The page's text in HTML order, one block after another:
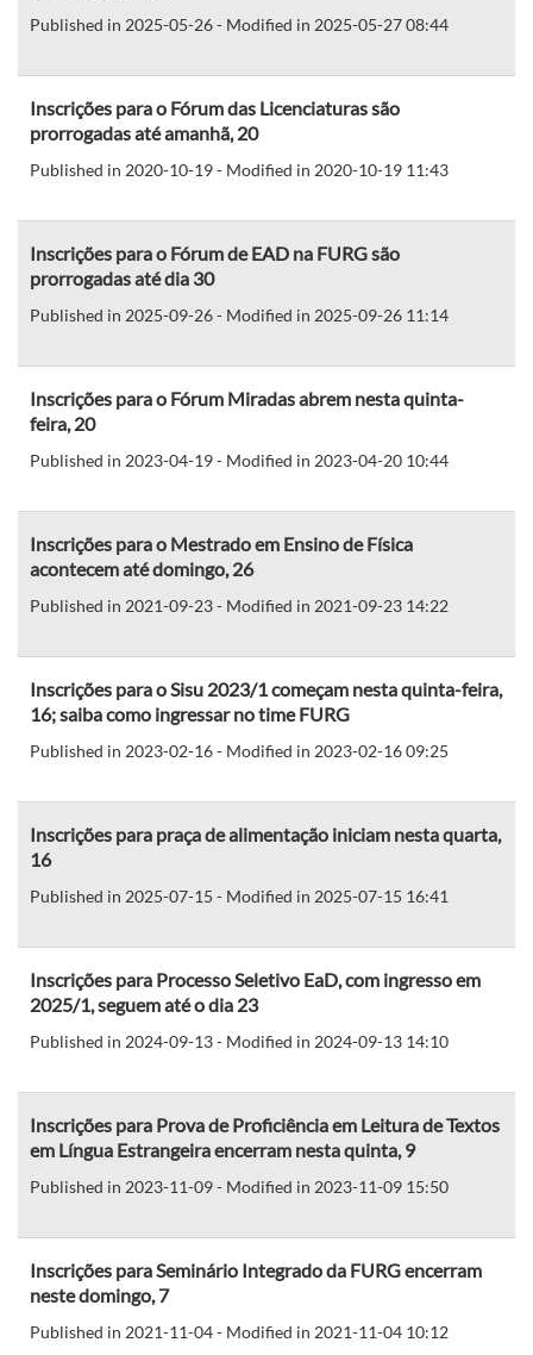
Published in 2025-05-26 - Modified in 2025-05-27 08:44
Inscrições para o Fórum das Licenciaturas são
prorrogadas até amanhã, 20
Published in 2020-10-19 - Modified in 2020-10-19 11:43
Inscrições para o Fórum de EAD na FURG são
prorrogadas até dia 30
Published in 2025-09-26 - Modified in 2025-09-26 11:14
Inscrições para o Fórum Miradas abrem nesta quinta-
feira, 20
Published in 2023-04-19 - Modified in 2023-04-20 10:44
Inscrições para o Mestrado em Ensino de Física
acontecem até domingo, 26
Published in 2021-09-23 - Modified in 2021-09-23 14:22
Inscrições para o Sisu 2023/1 começam nesta quinta-feira,
16; saiba como ingressar no time FURG
Published in 2023-02-16 - Modified in 2023-02-16 09:25
Inscrições para praça de alimentação iniciam nesta quarta,
16
Published in 2025-07-15 - Modified in 2025-07-15 16:41
Inscrições para Processo Seletivo EaD, com ingresso em
2025/1, seguem até o dia 23
Published in 2024-09-13 - Modified in 2024-09-13 14:10
Inscrições para Prova de Proficiência em Leitura de Textos
em Língua Estrangeira encerram nesta quinta, 9
Published in 2023-11-09 - Modified in 2023-11-09 15:50
Inscrições para Seminário Integrado da FURG encerram
neste domingo, 7
Published in 2021-11-04 - Modified in 2021-11-04 10:12